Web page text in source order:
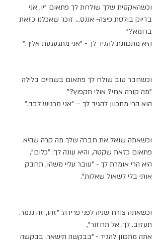
וכשהאקסית שלך שולחת לך פתאום "יו, אני
בדיוק בולסת פיצה- אננס... זוכר שאכלנו כזאת
ברומא?"
היא מתכוונת להגיד לך - "אני מתגעגעת אליך."
וכשחבר טוב שולח לך פתאום בשתיים בלילה
"מה קורה אחי? אולי תקפוץ?"
הוא הרי מתכוון להגיד לך – "אני מרגיש לבד."
וכשאתה שואל את חברה שלך מה קרה שהיא
פתאום כזאת שקטה, והיא עונה לך: "כלום",
היא הרי אומרת לך - "עובר עליי משהו, תחבק
אותי בלי לשאול שאלות".
וכשאתה צורח שניה לפני פרידה: "זהו, זה נגמר.
תעזוב. לך. אל תחזור",
אתה מתכוון להגיד - "בבקשה תישאר. בבקשה